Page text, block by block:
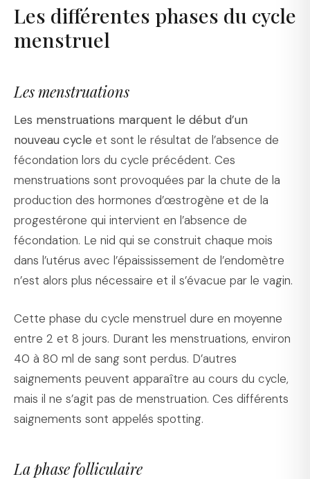
Les différentes phases du cycle
menstruel
Les menstruations
Les menstruations marquent le début d’un
nouveau cycle et sont le résultat de l’absence de
fécondation lors du cycle précédent. Ces
menstruations sont provoquées par la chute de la
production des hormones d’œstrogène et de la
progestérone qui intervient en l’absence de
fécondation. Le nid qui se construit chaque mois
dans l’utérus avec l’épaississement de l’endomètre
n’est alors plus nécessaire et il s’évacue par le vagin.
Cette phase du cycle menstruel dure en moyenne
entre 2 et 8 jours. Durant les menstruations, environ
40 à 80 ml de sang sont perdus. D’autres
saignements peuvent apparaître au cours du cycle,
mais il ne s’agit pas de menstruation. Ces différents
saignements sont appelés spotting.
La phase folliculaire